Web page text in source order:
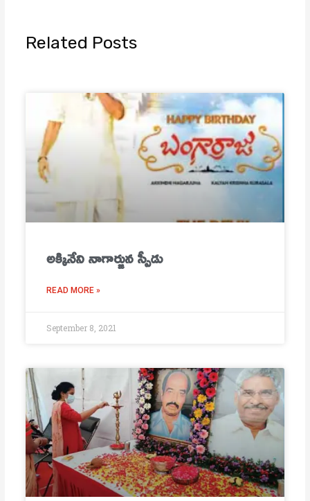
Related Posts
అక్కినేని నాగార్జున స్పీడు
READ MORE »
September 8, 2021